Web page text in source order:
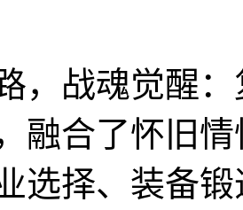
，战魂觉醒
融合了怀旧
选择、装备